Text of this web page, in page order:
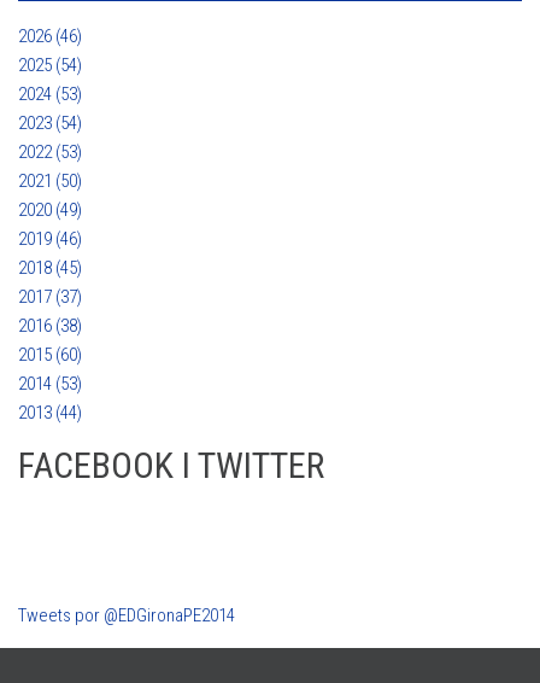
2026 (46)
2025 (54)
2024 (53)
2023 (54)
2022 (53)
2021 (50)
2020 (49)
2019 (46)
2018 (45)
2017 (37)
2016 (38)
2015 (60)
2014 (53)
2013 (44)
FACEBOOK I TWITTER
Tweets por @EDGironaPE2014